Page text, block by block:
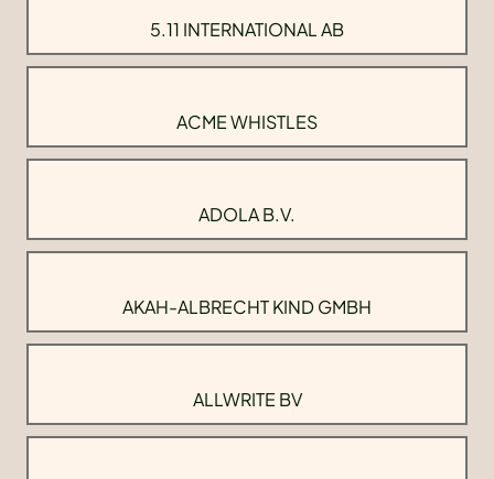
5.11 INTERNATIONAL AB
ACME WHISTLES
ADOLA B.V.
AKAH-ALBRECHT KIND GMBH
ALLWRITE BV